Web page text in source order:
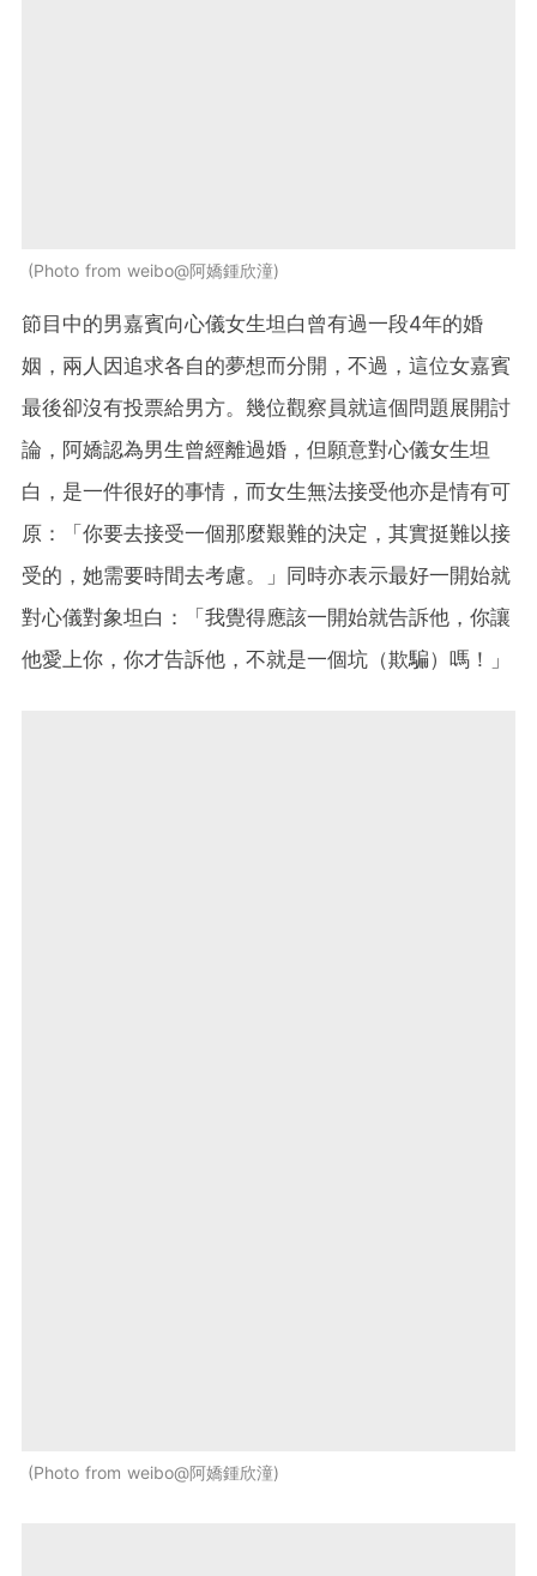
Photo from weibo@阿嬌鍾欣潼
節目中的男嘉賓向心儀女生坦白曾有過一段4年的婚
姻，兩人因追求各自的夢想而分開，不過，這位女嘉賓
最後卻沒有投票給男方。幾位觀察員就這個問題展開討
論，阿嬌認為男生曾經離過婚，但願意對心儀女生坦
白，是一件很好的事情，而女生無法接受他亦是情有可
原：「你要去接受一個那麼艱難的決定，其實挺難以接
受的，她需要時間去考慮。」同時亦表示最好一開始就
對心儀對象坦白：「我覺得應該一開始就告訴他，你讓
他愛上你，你才告訴他，不就是一個坑（欺騙）嗎！」
Photo from weibo@阿嬌鍾欣潼